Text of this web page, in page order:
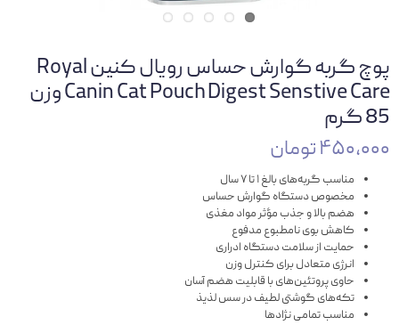
پوچ گربه گوارش حساس رویال کنین Royal
Canin Cat Pouch Digest Senstive Care وزن
85 گرم
۴۵۰,۰۰۰ تومان
مناسب گربه‌های بالغ ۱ تا ۷ سال
مخصوص دستگاه گوارش حساس
هضم بالا و جذب مؤثر مواد مغذی
کاهش بوی نامطبوع مدفوع
حمایت از سلامت دستگاه ادراری
انرژی متعادل برای کنترل وزن
حاوی پروتئین‌های با قابلیت هضم آسان
تکه‌های گوشتی لطیف در سس لذیذ
مناسب تمامی نژادها